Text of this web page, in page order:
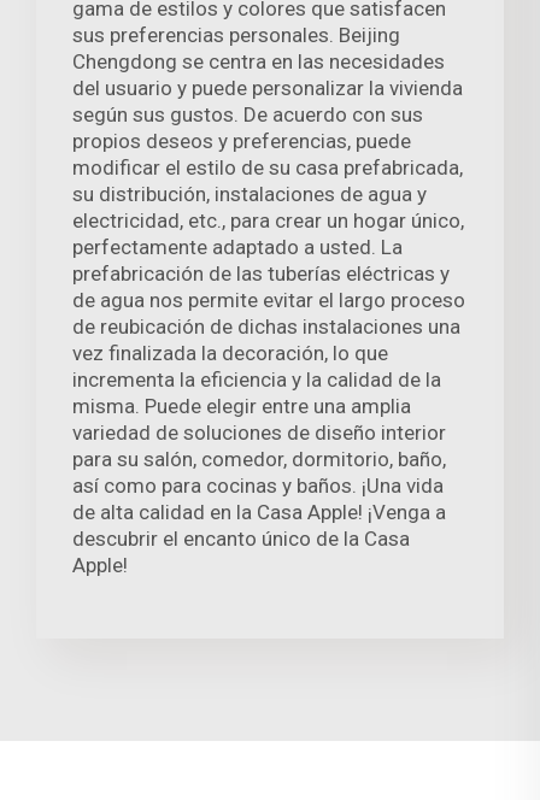
gama de estilos y colores que satisfacen
sus preferencias personales. Beijing
Chengdong se centra en las necesidades
del usuario y puede personalizar la vivienda
según sus gustos. De acuerdo con sus
propios deseos y preferencias, puede
modificar el estilo de su casa prefabricada,
su distribución, instalaciones de agua y
electricidad, etc., para crear un hogar único,
perfectamente adaptado a usted. La
prefabricación de las tuberías eléctricas y
de agua nos permite evitar el largo proceso
de reubicación de dichas instalaciones una
vez finalizada la decoración, lo que
incrementa la eficiencia y la calidad de la
misma. Puede elegir entre una amplia
variedad de soluciones de diseño interior
para su salón, comedor, dormitorio, baño,
así como para cocinas y baños. ¡Una vida
de alta calidad en la Casa Apple! ¡Venga a
descubrir el encanto único de la Casa
Apple!